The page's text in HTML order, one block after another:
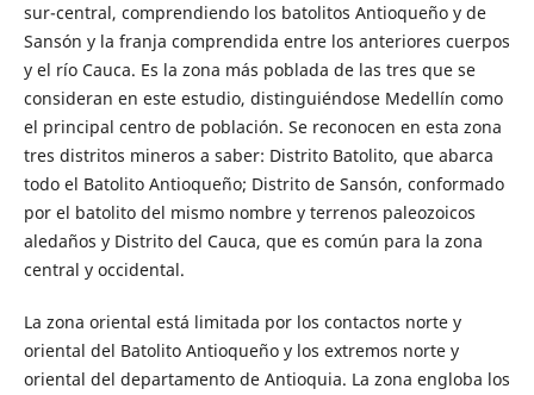
sur-central, comprendiendo los batolitos Antioqueño y de
Sansón y la franja comprendida entre los anteriores cuerpos
y el río Cauca. Es la zona más poblada de las tres que se
consideran en este estudio, distinguiéndose Medellín como
el principal centro de población. Se reconocen en esta zona
tres distritos mineros a saber: Distrito Batolito, que abarca
todo el Batolito Antioqueño; Distrito de Sansón, conformado
por el batolito del mismo nombre y terrenos paleozoicos
aledaños y Distrito del Cauca, que es común para la zona
central y occidental.
La zona oriental está limitada por los contactos norte y
oriental del Batolito Antioqueño y los extremos norte y
oriental del departamento de Antioquia. La zona engloba los